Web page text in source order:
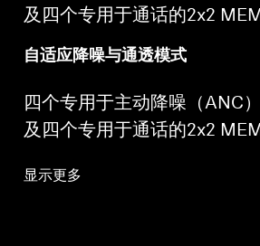
及四个专用于通话的2x2
自适应降噪与通透模式
四个专用于主动降噪（ANC
及四个专用于通话的2x2
显示更多